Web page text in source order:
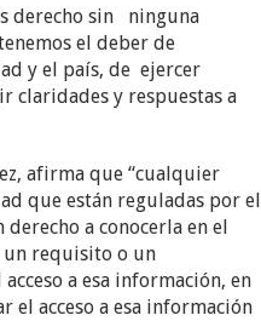
derecho sin ninguna
el deber de
y el país, de ejercer
claridades y respuestas a
afirma que “cualquier
que están reguladas por el
a conocerla en el
un requisito o un
a esa información, en
acceso a esa información